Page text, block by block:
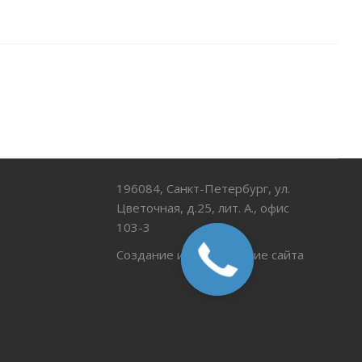
196084, Санкт-Петербург, ул.
Цветочная, д.25, лит. А., офис
103-3
Создание и продвижение сайта